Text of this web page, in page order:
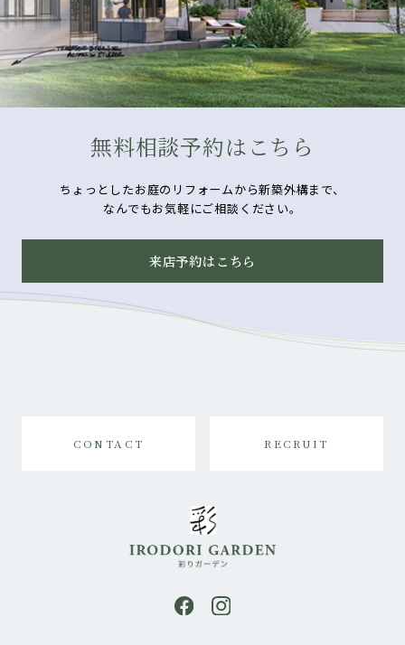
無料相談予約はこちら
ちょっとしたお庭のリフォームから新築外構まで、
なんでもお気軽にご相談ください。
来店予約はこちら
CONTACT RECRUIT